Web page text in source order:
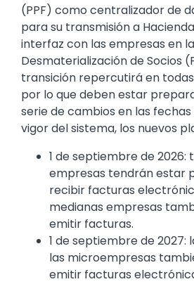
(PPF) como centralizador de
para su transmisión a
interfaz con las empresas en
Desmaterialización de Socios
transición repercutirá en
por lo que deben estar
serie de cambios en las
vigor del sistema, los nuevos
1 de septiembre de 2026:
empresas tendrán estar
recibir facturas
medianas empresas
emitir facturas.
1 de septiembre de 2027:
las microempresas
emitir facturas